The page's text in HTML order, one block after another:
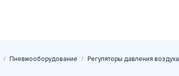
Пневмооборудование Регуляторы давления воздуха